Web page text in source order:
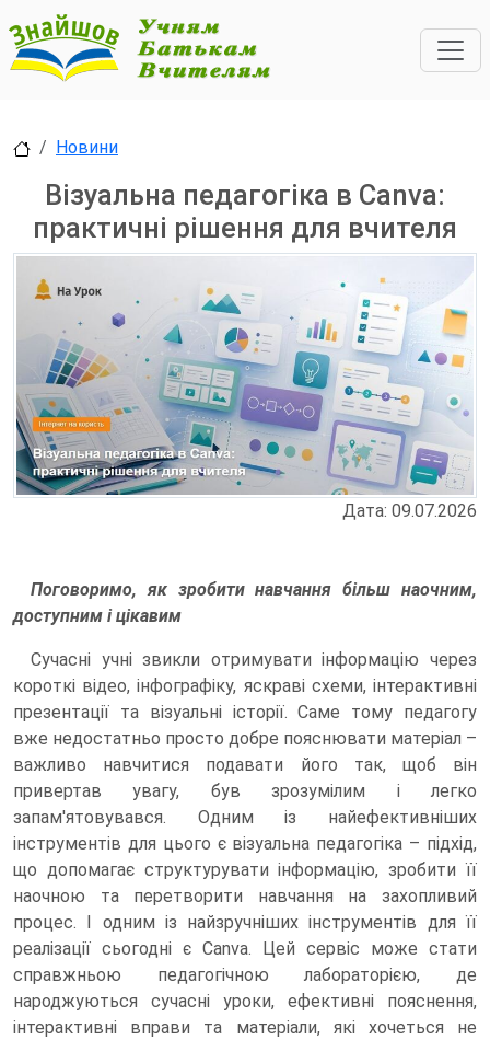
Новини
Візуальна педагогіка в Canva:
практичні рішення для вчителя
Дата: 09.07.2026
Поговоримо, як зробити навчання більш наочним,
доступним і цікавим
Сучасні учні звикли отримувати інформацію через
короткі відео, інфографіку, яскраві схеми, інтерактивні
презентації та візуальні історії. Саме тому педагогу
вже недостатньо просто добре пояснювати матеріал –
важливо навчитися подавати його так, щоб він
привертав увагу, був зрозумілим і легко
запам'ятовувався. Одним із найефективніших
інструментів для цього є візуальна педагогіка – підхід,
що допомагає структурувати інформацію, зробити її
наочною та перетворити навчання на захопливий
процес. І одним із найзручніших інструментів для її
реалізації сьогодні є Canva. Цей сервіс може стати
справжньою педагогічною лабораторією, де
народжуються сучасні уроки, ефективні пояснення,
інтерактивні вправи та матеріали, які хочеться не